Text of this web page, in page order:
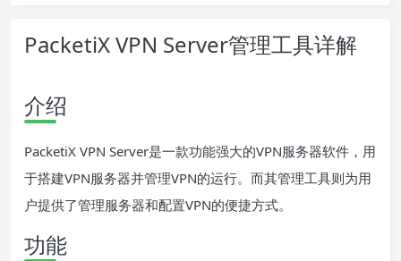
PacketiX VPN Server管理工具详解
介绍
PacketiX VPN Server是一款功能强大的VPN服务器软件，用
于搭建VPN服务器并管理VPN的运行。而其管理工具则为用
户提供了管理服务器和配置VPN的便捷方式。
功能